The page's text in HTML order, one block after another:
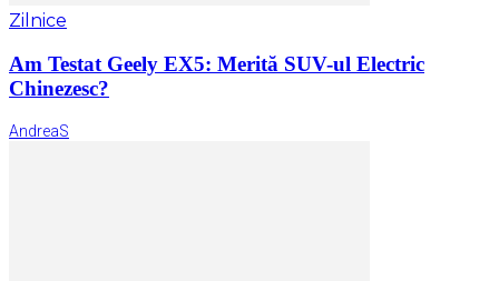
Zilnice
Am Testat Geely EX5: Merită SUV-ul Electric
Chinezesc?
AndreaS